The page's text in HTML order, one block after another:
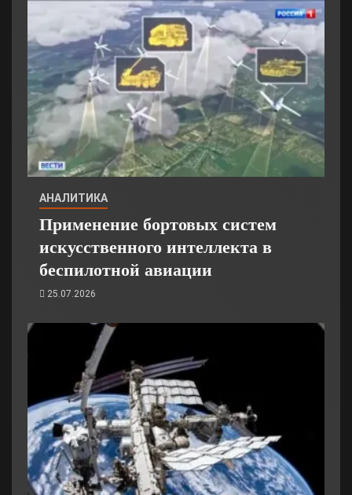
АНАЛИТИКА
Применение бортовых систем
искусственного интеллекта в
беспилотной авиации
25.07.2026